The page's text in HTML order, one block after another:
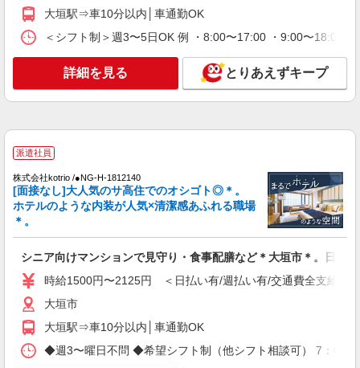
時給1500円〜2125円 ＜日払い有/週払い有/交
通費全支給(ガソリン代含む)＞
大垣市
キープ 詳細を見る
株式会社kotrio /●NG-H-1905896
時給1500円〜2125円 ＜日払い有/週払い有/交
通費全支給(ガソリン代含む)＞
キープ 詳細を見る
派遣社員
株式会社kotrio /●NG-H-2159211
大垣駅チカ★グループホームで夜勤専従★日払
いOK★履歴書不要
大垣駅⇒車10分以内│車通勤OK
＜シフト制＞週3〜5日OK 例 ・8:00〜17:00 ・9:00〜18:00
詳細を見る とりあえずキープ
派遣社員
株式会社kotrio /●NG-H-1812140
[面接なし]大人気のサ高住でのオシゴト◎＊。
ホテルのような内装が人気×清潔感あふれる職場
＊。
シニア向けマンションで見守り・食事配膳など＊大垣市＊。日払可
時給1500円〜2125円 ＜日払い有/週払い有/交通費全支給(ガ
大垣市
大垣駅⇒車10分以内│車通勤OK
◆週3〜曜日不問 ◆希望シフト制（他シフト相談可） 7：